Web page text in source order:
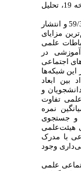
نسخه 19، تحلیل
ابعاد جستجوی اطلاعات با میانگین 59/3 و انتشار
38/3، از مهم‌ترین مزایای
علمی
در
اجتماعی
این شبکه‌ها
بین ابعاد
و
تفاوت
نمره
و جستجوی
هیئت‌علمی
با مدرک
وجود
علمی